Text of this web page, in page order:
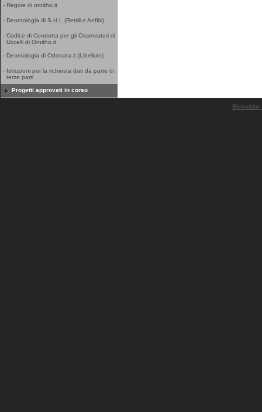
- Regole di ornitho.it
- Deontologia di S.H.I. (Rettili e Anfibi)
- Codice di Condotta per gli Osservatori di
Uccelli di Ornitho.it
- Deontologia di Odonata.it (Libellule)
- Istruzioni per la richiesta dati da parte di
terze parti
Progetti approvati in corso
Biolovision